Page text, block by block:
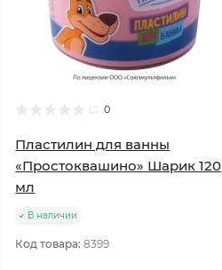
0
Пластилин для ванны
«Простоквашино» Шарик 120
мл
В наличии
Код товара:8399